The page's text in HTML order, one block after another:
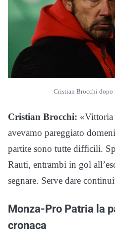
Cristian Brocchi dopo
Cristian Brocchi: «Vittoria
avevamo pareggiato
partite sono tutte difficili.
Rauti, entrambi in gol
segnare. Serve dare
Monza-Pro Patria la
cronaca